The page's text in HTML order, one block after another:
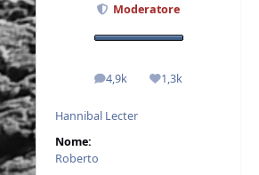
Moderatore
4,9k
messaggi1,3k
Reputazione
Hannibal Lecter
Nome:
Roberto